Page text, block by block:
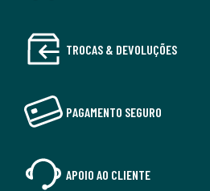
TROCAS & DEVOLUÇÕES
PAGAMENTO SEGURO
APOIO AO CLIENTE